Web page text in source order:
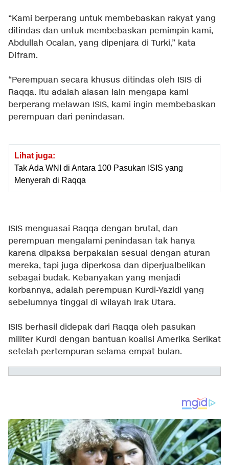
“Kami berperang untuk membebaskan rakyat yang
ditindas dan untuk membebaskan pemimpin kami,
Abdullah Ocalan, yang dipenjara di Turki,” kata
Difram.
“Perempuan secara khusus ditindas oleh ISIS di
Raqqa. Itu adalah alasan lain mengapa kami
berperang melawan ISIS, kami ingin membebaskan
perempuan dari penindasan.
Lihat juga:
Tak Ada WNI di Antara 100 Pasukan ISIS yang
Menyerah di Raqqa
ISIS menguasai Raqqa dengan brutal, dan
perempuan mengalami penindasan tak hanya
karena dipaksa berpakaian sesuai dengan aturan
mereka, tapi juga diperkosa dan diperjualbelikan
sebagai budak. Kebanyakan yang menjadi
korbannya, adalah perempuan Kurdi-Yazidi yang
sebelumnya tinggal di wilayah Irak Utara.
ISIS berhasil didepak dari Raqqa oleh pasukan
militer Kurdi dengan bantuan koalisi Amerika Serikat
setelah pertempuran selama empat bulan.